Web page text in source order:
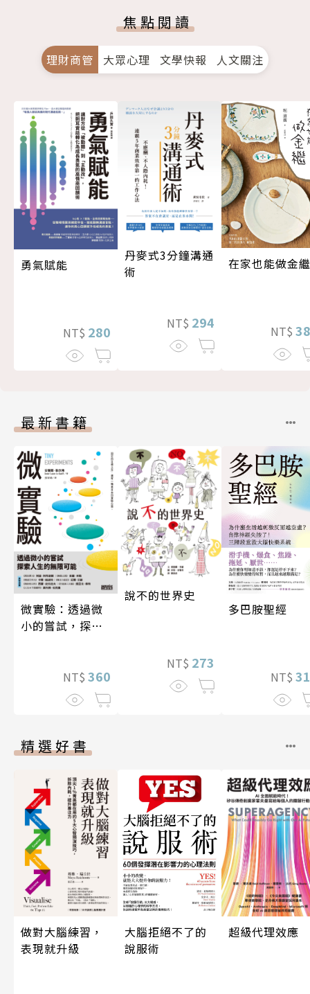
焦點閱讀
理財商管 大眾心理 文學快報 人文關注
勇氣賦能
NT$ 280
丹麥式3分鐘溝通
術
NT$ 294
在家也能做金繼
NT$
最新書籍
微實驗：透過微
小的嘗試，探索
NT$ 360
說不的世界史
NT$ 273
多巴胺聖經
NT$
精選好書
做對大腦練習，
表現就升級
大腦拒絕不了的
說服術
超級代理效應